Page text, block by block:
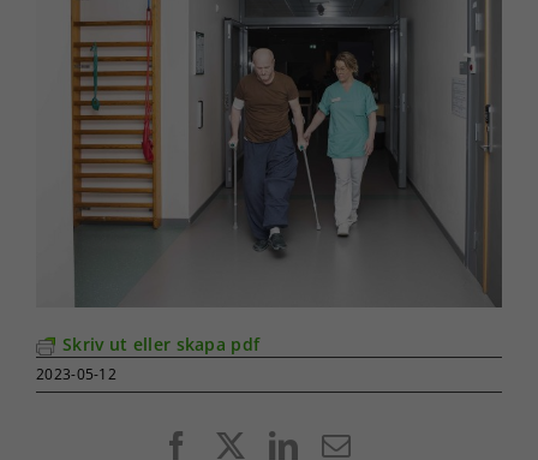
Skriv ut eller skapa pdf
2023-05-12
FacebookLinkedIn
E-